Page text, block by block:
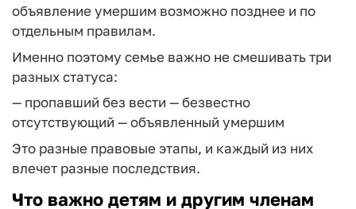
объявление умершим возможно позднее и по
отдельным правилам.
Именно поэтому семье важно не смешивать три
разных статуса:
— пропавший без вести — безвестно
отсутствующий — объявленный умершим
Это разные правовые этапы, и каждый из них
влечет разные последствия.
Что важно детям и другим членам